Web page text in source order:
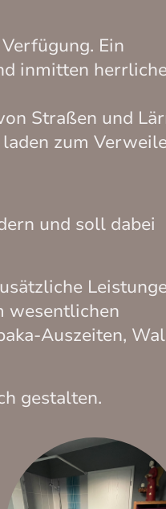
Ein
inmitten
Straßen und
zum
und soll dabei
wesentlichen
Auszeiten,
gestalten.